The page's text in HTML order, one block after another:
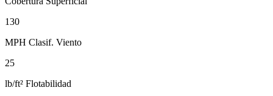
130
MPH Clasif. Viento
25
lb/ft² Flotabilidad